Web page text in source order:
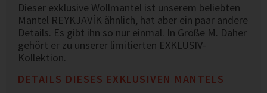
Dieser exklusive Wollmantel ist unserem beliebten
Mantel REYKJAVÍK ähnlich, hat aber ein paar andere
Details. Es gibt ihn so nur einmal. In Größe M. Daher
gehört er zu unserer limitierten EXKLUSIV-
Kollektion.
DETAILS DIESES EXKLUSIVEN MANTELS